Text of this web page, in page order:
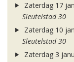
Zaterdag 17
Sleutelstad 30
Zaterdag 10
Sleutelstad 30
Zaterdag 3